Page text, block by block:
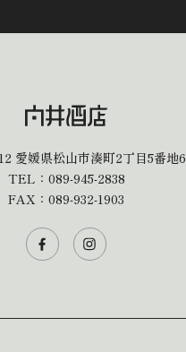
愛媛県松山市湊町2丁目5番地6
TEL： 089-945-2838
FAX：089-932-1903